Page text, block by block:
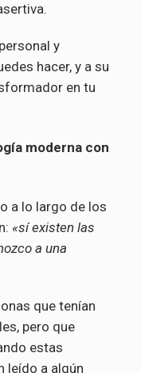
y
hacer, y a su
en tu
moderna con
a lo largo de los
«sí existen las
a una
que tenían
pero que
estas
leído a algún